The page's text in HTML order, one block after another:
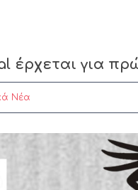
έρχεται για
Νέα